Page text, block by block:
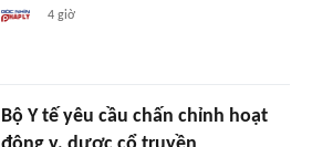
4 giờ
Bộ Y tế yêu cầu chấn chỉnh hoạt